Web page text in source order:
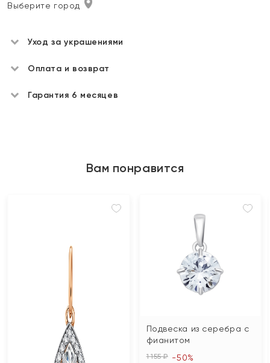
Выберите город
Уход за украшениями
Оплата и возврат
Гарантия 6 месяцев
Вам понравится
Подвеска из серебра с
фианитом
1 155 ₽ -50%